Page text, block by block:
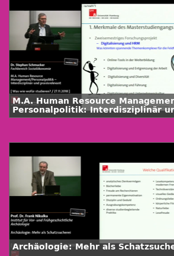
M.A. Human Resource
Personalpolitik: Interdisziplinär
praxisrelevant
Archäologie: Mehr als